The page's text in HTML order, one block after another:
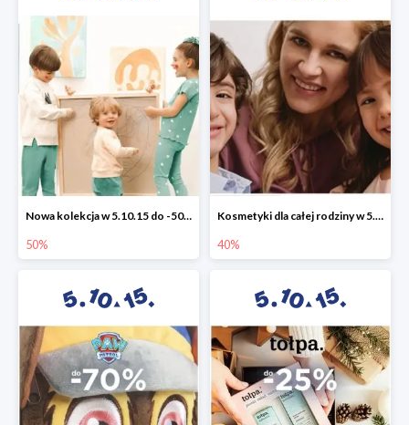
Nowa kolekcja w 5.10.15 do -50%
50%
Kosmetyki dla całej rodziny w 5.10.15 do -40%
40%